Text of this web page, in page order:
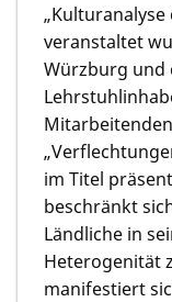
veranstaltet
Würzburg und
im Titel
beschränkt
Ländliche in
Heterogenität
manifestiert